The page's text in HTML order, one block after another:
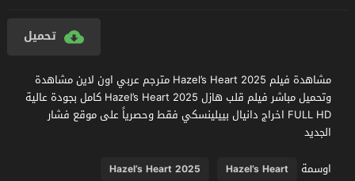
تحميل
مشاهدة فيلم Hazel’s Heart 2025 مترجم عربي اون لاين مشاهدة
وتحميل مباشر فيلم قلب هازل Hazel’s Heart 2025 كامل بجودة عالية
FULL HD اخراج دانيال بييلينسكي فقط وحصرياً على موقع فشار
الجديد
اوسمة
Hazel’s Heart
Hazel’s Heart 2025